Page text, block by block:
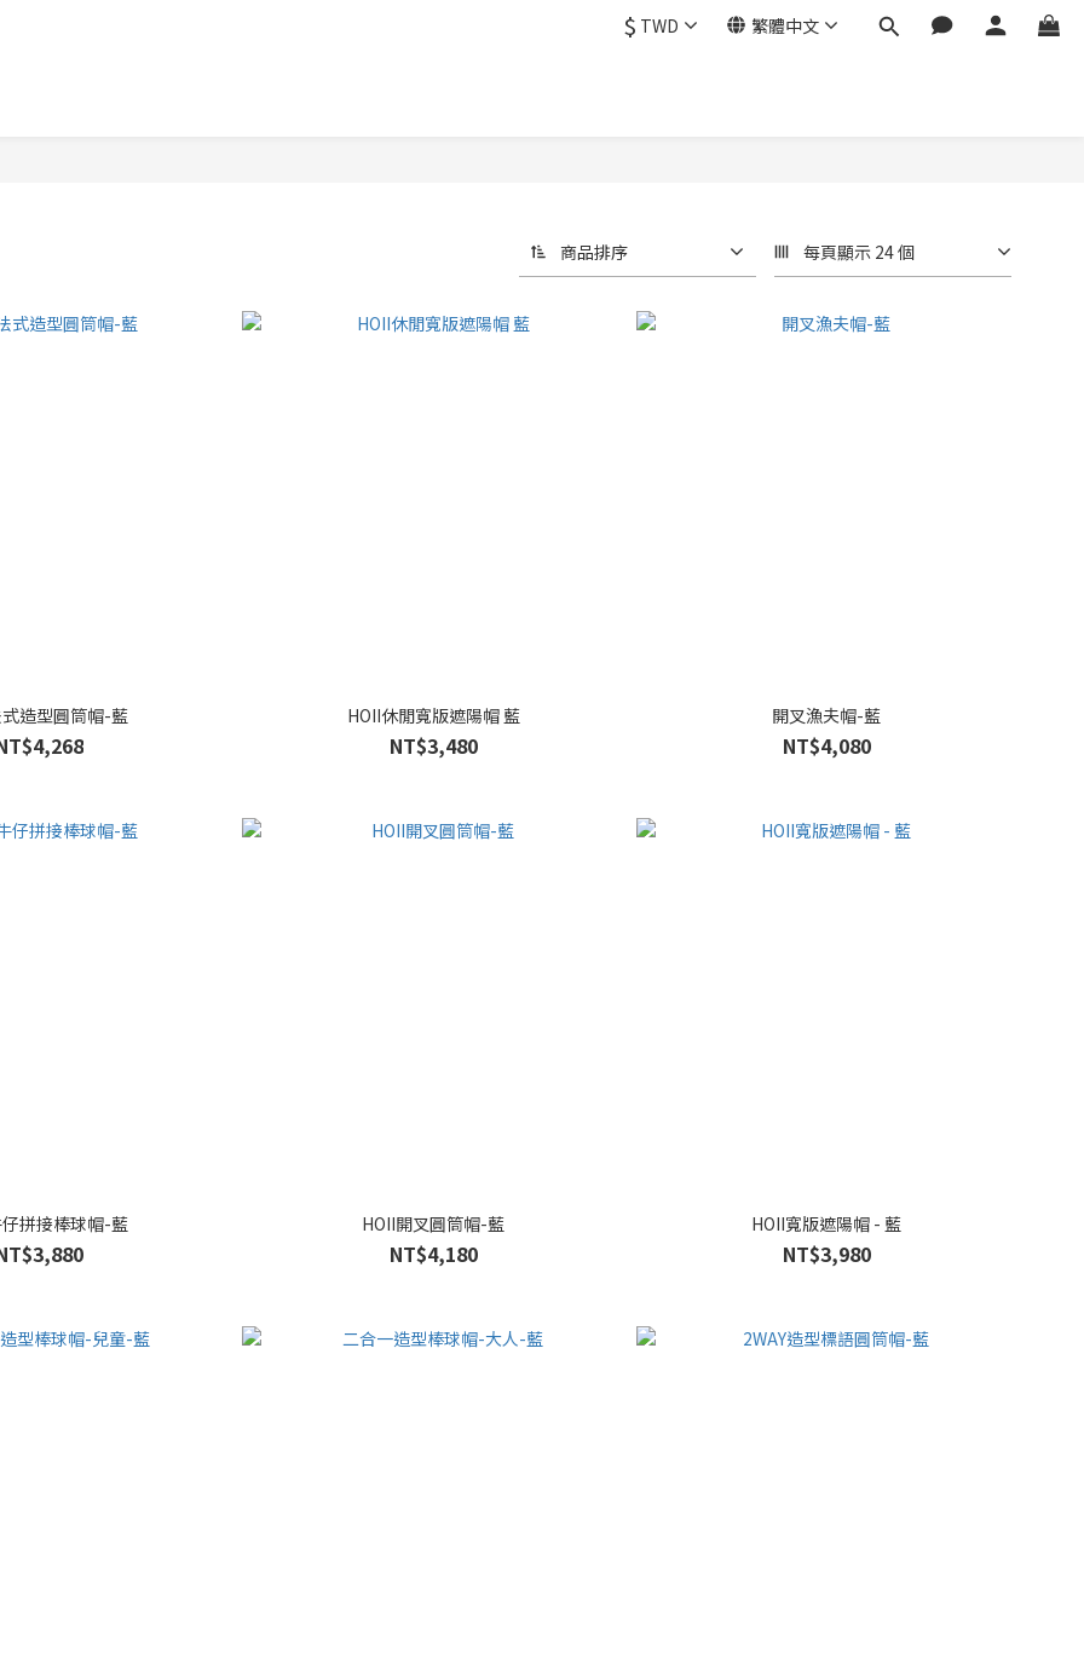
$ TWD 繁體中文
商品排序 每頁顯示 24 個
造型圓筒帽-藍 HOII休閒寬版遮陽帽 藍
NT$3,480
開叉漁夫帽-藍
NT$4,080
拼接棒球帽-藍 HOII開叉圓筒帽-藍
NT$4,180
HOII寬版遮陽帽 - 藍
NT$3,980